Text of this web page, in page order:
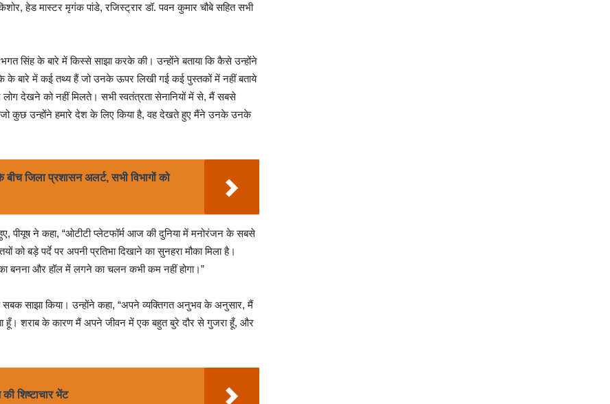
हेड मास्टर मृगंक पांडे, रजिस्ट्रार डॉ. पवन कुमार चौबे सहित सभी
सिंह के बारे में किस्से साझा करके की। उन्होंने बताया कि कैसे उन्होंने
बारे में कई तथ्य हैं जो उनके ऊपर लिखी गई कई पुस्तकों में नहीं बताये
देखने को नहीं मिलते। सभी स्वतंत्रता सेनानियों में से, मैं सबसे
कुछ उन्होंने हमारे देश के लिए किया है, वह देखते हुए मैंने उनके उनके
बीच जिला प्रशासन अलर्ट, सभी विभागों को
पीयूष ने कहा, “ओटीटी प्लेटफॉर्म आज की दुनिया में मनोरंजन के सबसे
बड़े पर्दे पर अपनी प्रतिभा दिखाने का सुनहरा मौका मिला है।
बनना और हॉल में लगने का चलन कभी कम नहीं होगा।”
साझा किया। उन्होंने कहा, “अपने व्यक्तिगत अनुभव के अनुसार, मैं
हूँ। शराब के कारण मैं अपने जीवन में एक बहुत बुरे दौर से गुजरा हूँ, और
शिष्टाचार भेंट